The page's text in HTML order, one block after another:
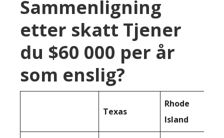
Sammenligning
etter skatt Tjener
du $60 000 per år
som enslig?
Texas
Rhode
Island